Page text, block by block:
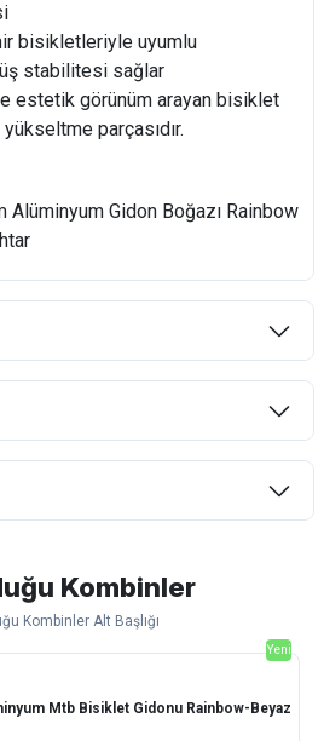
bisikletleriyle uyumlu
stabilitesi sağlar
estetik görünüm arayan bisiklet
parçasıdır.
Alüminyum Gidon Boğazı Rainbow
ama
Kombinler
Kombinler Alt Başlığı
Yeni
Mtb Bisiklet Gidonu Rainbow-Beyaz